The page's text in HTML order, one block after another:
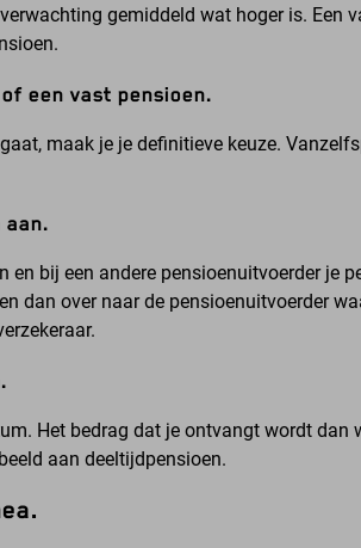
gemiddeld wat hoger is. Een
een vast pensioen.
maak je je definitieve keuze.
aan.
en bij een andere pensioenuitvoerder je
dan over naar de pensioenuitvoerder
Het bedrag dat je ontvangt wordt dan
aan deeltijdpensioen.